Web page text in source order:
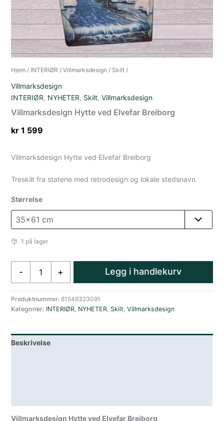
Hjem / INTERIØR /Villmarksdesign / Skilt /
Villmarksdesign
INTERIØR, NYHETER, Skilt,Villmarksdesign
Villmarksdesign Hytte ved Elvefar Breiborg
kr 1 599
Villmarksdesign Hytte ved Elvefar Breiborg
Treskilt fra statene med retrodesign og lokale stedsnavn.
Størrelse
1 på lager
-
Elvefar
Breiborg
+ Legg i handlekurv
Produktnummer:81549323091
Kategorier: INTERIØR, NYHETER, Skilt,Villmarksdesign
Beskrivelse
Villmarksdesign Hytte ved Elvefar Breiborg